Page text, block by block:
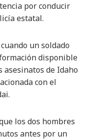
por conducir
estatal.
un soldado
disponible
asesinatos de Idaho
con el
los dos hombres
antes por un